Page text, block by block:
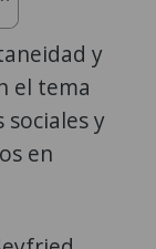
y
el tema
sociales y
en